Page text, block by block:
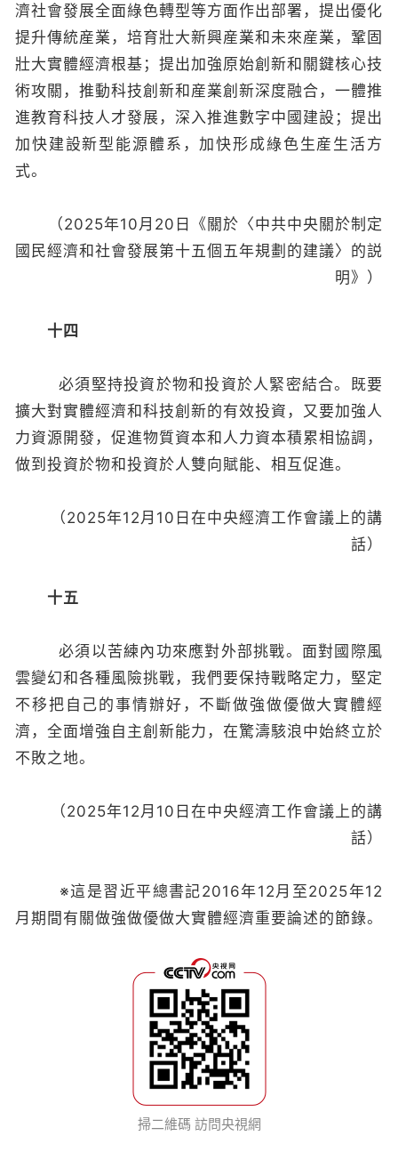
濟社會發展全面綠色轉型等方面作出部署，提出優化
提升傳統産業，培育壯大新興産業和未來産業，鞏固
壯大實體經濟根基；提出加強原始創新和關鍵核心技
術攻關，推動科技創新和産業創新深度融合，一體推
進教育科技人才發展，深入推進數字中國建設；提出
加快建設新型能源體系，加快形成綠色生産生活方
式。
（2025年10月20日《關於〈中共中央關於制定
國民經濟和社會發展第十五個五年規劃的建議〉的説
明》）
十四
必須堅持投資於物和投資於人緊密結合。既要
擴大對實體經濟和科技創新的有效投資，又要加強人
力資源開發，促進物質資本和人力資本積累相協調，
做到投資於物和投資於人雙向賦能、相互促進。
（2025年12月10日在中央經濟工作會議上的講
話）
十五
必須以苦練內功來應對外部挑戰。面對國際風
雲變幻和各種風險挑戰，我們要保持戰略定力，堅定
不移把自己的事情辦好，不斷做強做優做大實體經
濟，全面增強自主創新能力，在驚濤駭浪中始終立於
不敗之地。
（2025年12月10日在中央經濟工作會議上的講
話）
※這是習近平總書記2016年12月至2025年12
月期間有關做強做優做大實體經濟重要論述的節錄。
掃二維碼 訪問央視網